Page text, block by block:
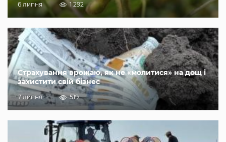
6 липня 1 292
Страхування врожаю, як не «молитися» на дощ і
захистити свій бізнес
7 липня 519